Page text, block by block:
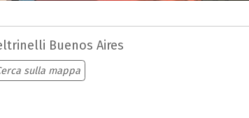
Buenos Aires
sulla mappa